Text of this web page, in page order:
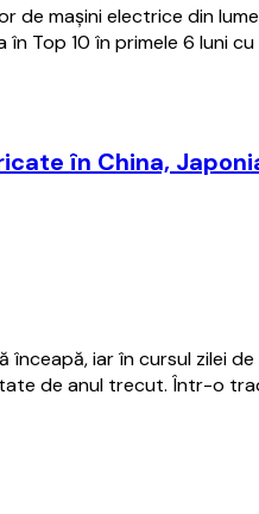
de maşini electrice din
Top 10 în primele 6 luni
în China,
înceapă, iar în cursul zilei
de anul trecut. Într-o